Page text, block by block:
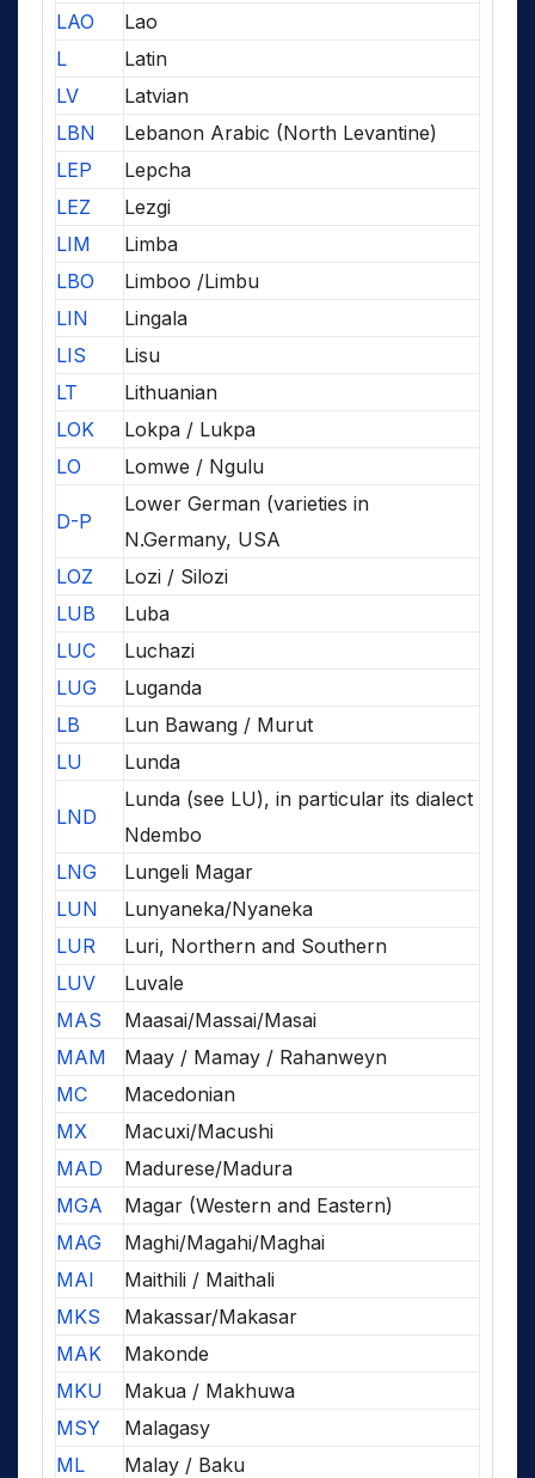
LAO
Lao
L
Latin
LV
Latvian
LBN
Lebanon Arabic (North Levantine)
LEP
Lepcha
LEZ
Lezgi
LIM
Limba
LBO
Limboo /Limbu
LIN
Lingala
LIS
Lisu
LT
Lithuanian
LOK
Lokpa / Lukpa
LO
Lomwe / Ngulu
D-P
Lower German (varieties in
N.Germany, USA
LOZ
Lozi / Silozi
LUB
Luba
LUC
Luchazi
LUG
Luganda
LB
Lun Bawang / Murut
LU
Lunda
LND
Lunda (see LU), in particular its dialect
Ndembo
LNG
Lungeli Magar
LUN
Lunyaneka/Nyaneka
LUR
Luri, Northern and Southern
LUV
Luvale
MAS
Maasai/Massai/Masai
MAM
Maay / Mamay / Rahanweyn
MC
Macedonian
MX
Macuxi/Macushi
MAD
Madurese/Madura
MGA
Magar (Western and Eastern)
MAG
Maghi/Magahi/Maghai
MAI
Maithili / Maithali
MKS
Makassar/Makasar
MAK
Makonde
MKU
Makua / Makhuwa
MSY
Malagasy
ML
Malay / Baku